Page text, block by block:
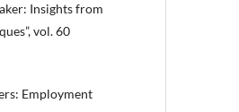
Insights from
vol. 60
Employment